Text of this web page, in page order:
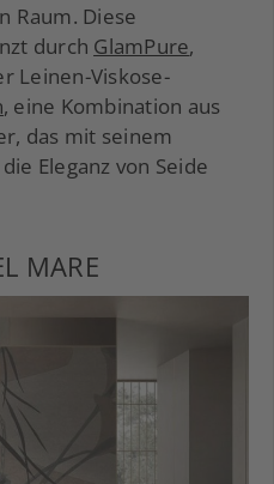
Raum. Diese
durch GlamPure,
Leinen-Viskose-
, eine Kombination aus
das mit seinem
Eleganz von Seide
MARE